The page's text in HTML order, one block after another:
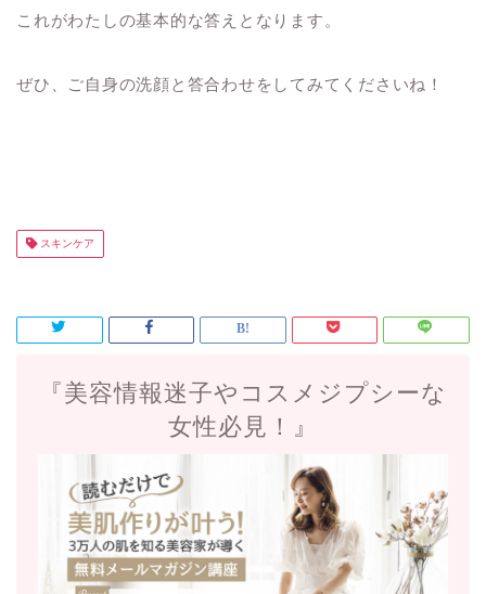
これがわたしの基本的な答えとなります。
ぜひ、ご自身の洗顔と答合わせをしてみてくださいね！
スキンケア
『美容情報迷子やコスメジプシーな
女性必見！』